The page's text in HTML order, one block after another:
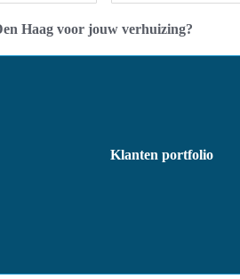
Haag voor jouw verhuizing?
Klanten portfolio